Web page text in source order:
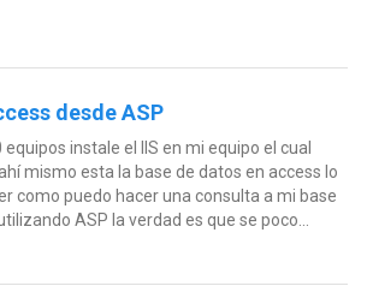
desde ASP
instale el IIS en mi equipo el cual
mismo esta la base de datos en access lo
como puedo hacer una consulta a mi base
ASP la verdad es que se poco...